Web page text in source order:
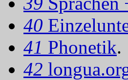
40
41 Phonetik.
42